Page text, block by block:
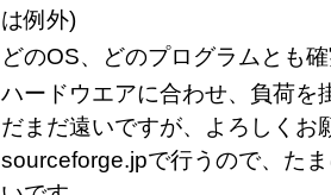
は例外)
どのOS、どのプログラムとも
ハードウエアに合わせ、負荷を
だまだ遠いですが、よろしくお
sourceforge.jpで行うので、た